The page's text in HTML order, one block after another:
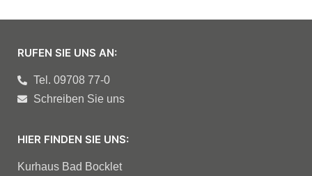
RUFEN SIE UNS AN:
Tel. 09708 77-0
Schreiben Sie uns
HIER FINDEN SIE UNS:
Kurhaus Bad Bocklet